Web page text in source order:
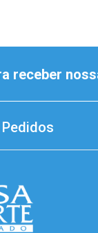
receber